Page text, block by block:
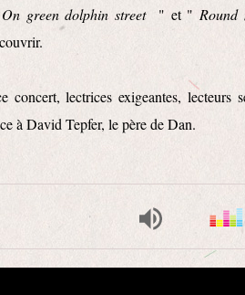
On green dolphin street" et " Round
lectrices exigeantes, lecteurs
à David Tepfer, le père de Dan.